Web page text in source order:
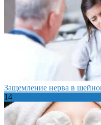
Защемление нерва в
14